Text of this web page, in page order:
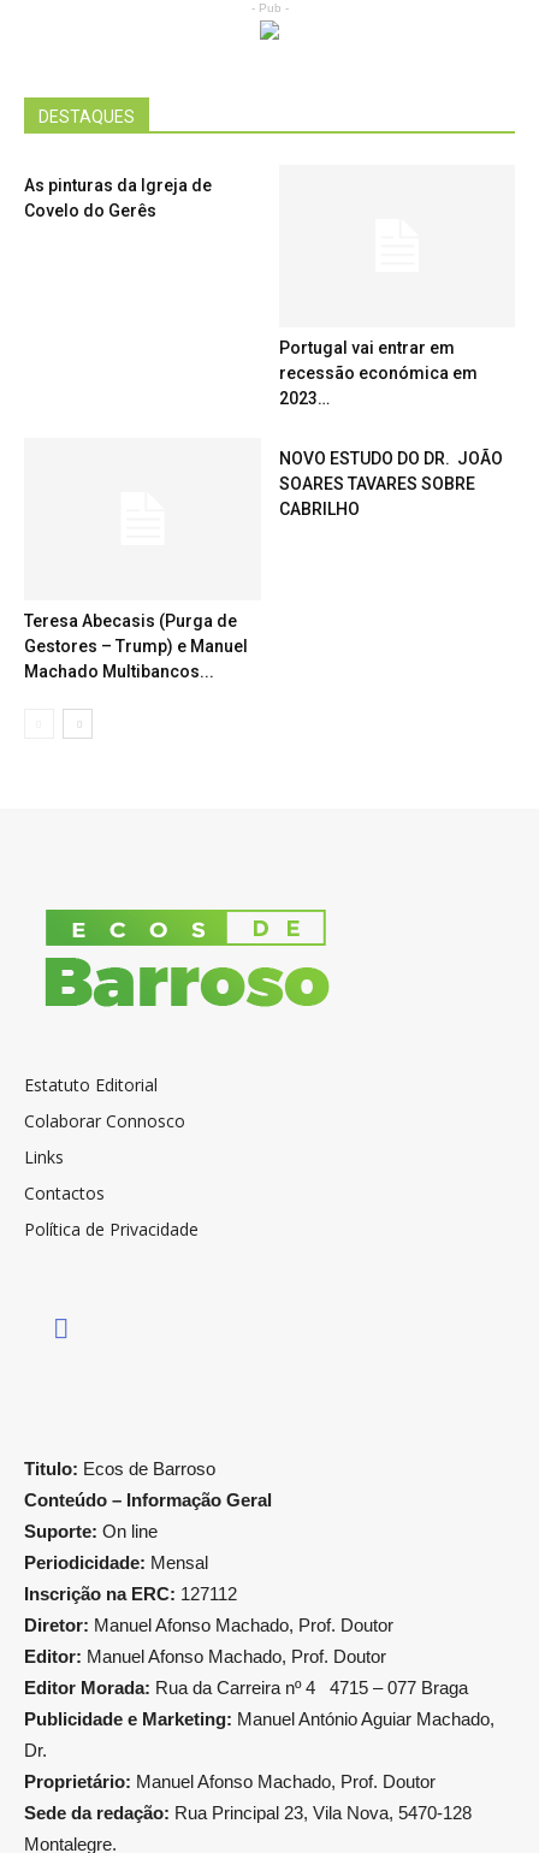
- Pub -
DESTAQUES
As pinturas da Igreja de
Covelo do Gerês
Portugal vai entrar em
recessão económica em
2023…
Teresa Abecasis (Purga de
Gestores – Trump) e Manuel
Machado Multibancos...
NOVO ESTUDO DO DR. JOÃO
SOARES TAVARES SOBRE
CABRILHO
Estatuto Editorial
Colaborar Connosco
Links
Contactos
Política de Privacidade
Titulo: Ecos de Barroso
Conteúdo – Informação Geral
Suporte: On line
Periodicidade: Mensal
Inscrição na ERC: 127112
Diretor: Manuel Afonso Machado, Prof. Doutor
Editor: Manuel Afonso Machado, Prof. Doutor
Editor Morada: Rua da Carreira nº 4 4715 – 077 Braga
Publicidade e Marketing: Manuel António Aguiar Machado,
Dr.
Proprietário: Manuel Afonso Machado, Prof. Doutor
Sede da redação: Rua Principal 23, Vila Nova, 5470-128
Montalegre.